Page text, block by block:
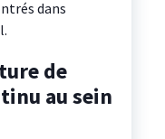
dans
de
au sein